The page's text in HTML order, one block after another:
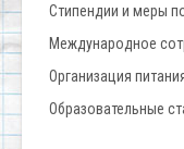
Стипендии и меры
Международное
Организация
Образовательные